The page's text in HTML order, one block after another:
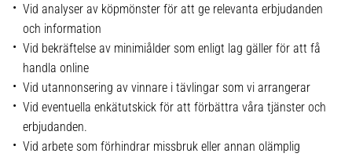
Vid analyser av köpmönster för att ge relevanta erbjudanden
och information
Vid bekräftelse av minimiålder som enligt lag gäller för att få
handla online
Vid utannonsering av vinnare i tävlingar som vi arrangerar
Vid eventuella enkätutskick för att förbättra våra tjänster och
erbjudanden.
Vid arbete som förhindrar missbruk eller annan olämplig